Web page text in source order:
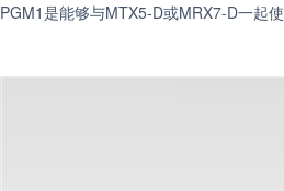
PGM1是能够与MTX5-D或MRX7-D一起使